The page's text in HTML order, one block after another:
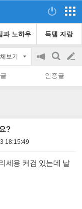
과 노하우 득템 자랑
보기
공
on/off
검
색
글
쓰
인증글
?
18:15:49
세용 커검 있는데 날